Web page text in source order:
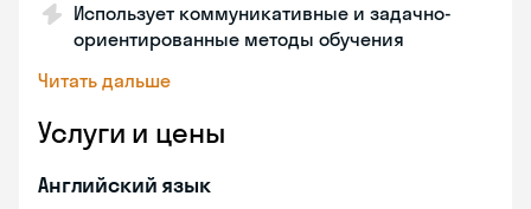
Использует коммуникативные и задачно-
ориентированные методы обучения
Читать дальше
Услуги и цены
Английский язык